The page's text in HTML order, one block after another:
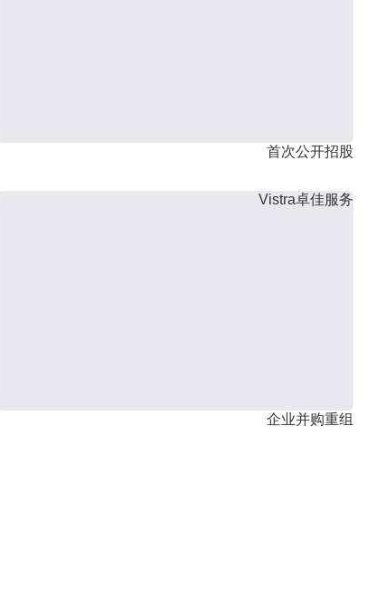
首次公开招股
Vistra卓佳服务
企业并购重组